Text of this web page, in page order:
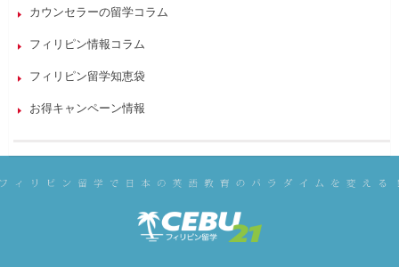
カウンセラーの留学コラム
フィリピン情報コラム
フィリピン留学知恵袋
お得キャンペーン情報